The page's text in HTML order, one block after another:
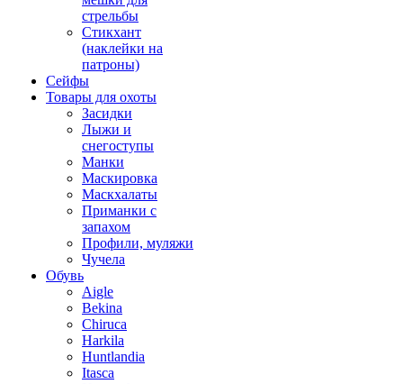
стрельбы
Стикхант
(наклейки на
патроны)
Сейфы
Товары для охоты
Засидки
Лыжи и
снегоступы
Манки
Маскировка
Маскхалаты
Приманки с
запахом
Профили, муляжи
Чучела
Обувь
Aigle
Bekina
Chiruсa
Harkila
Huntlandia
Itasca